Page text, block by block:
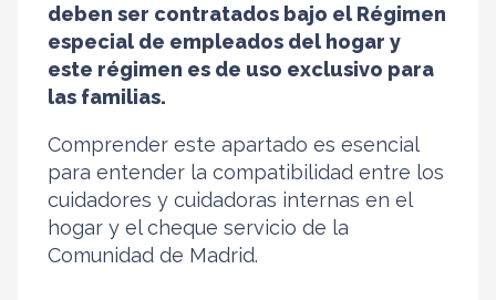
deben ser contratados bajo el Régimen
especial de empleados del hogar y
este régimen es de uso exclusivo para
las familias.
Comprender este apartado es esencial
para entender la compatibilidad entre los
cuidadores y cuidadoras internas en el
hogar y el cheque servicio de la
Comunidad de Madrid.